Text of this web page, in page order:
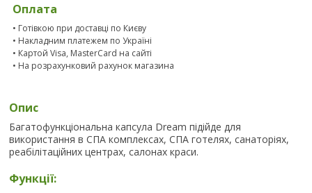
Оплата
• Готівкою при доставці по Києву
• Накладним платежем по Україні
• Картой Visa, MasterCard на сайті
• На розрахунковий рахунок магазина
Опис
Багатофункціональна капсула Dream підійде для
використання в СПА комплексах, СПА готелях, санаторіях,
реабілітаційних центрах, салонах краси.
Функції: